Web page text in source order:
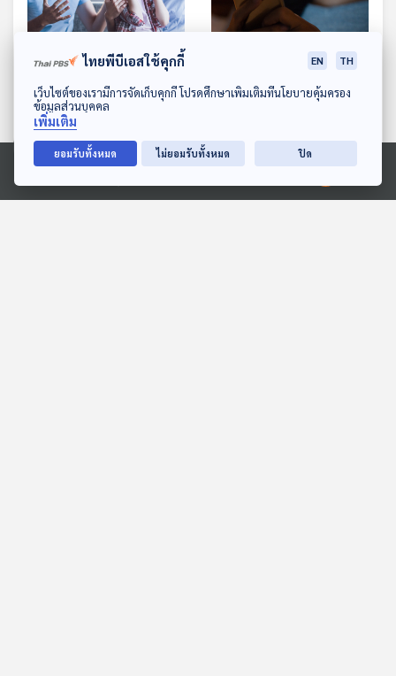
ดาวน์โหลด Thai PBS Podcast Application
Ⓒ 2020 องค์การกระจายเสียงและแพร่ภาพสาธารณะแห่งประเทศไทย
EP. 990: เมื่อคนใกล้ตัว
คนในครอบครัว สร้างแต่
เรื่อง Toxic
โรงหมอ
EP. 991: โรคของเด็กยุค
โรงหมอ
ไทยพีบีเอสใช้คุกกี้ EN TH
เว็บไซต์ของเรามีการจัดเก็บคุกกี้ โปรดศึกษาเพิ่มเติมที่นโยบายคุ้มครอง
ข้อมูลส่วนบุคคล
เพิ่มเติม
ยอมรับทั้งหมด ไม่ยอมรับทั้งหมด ปิด